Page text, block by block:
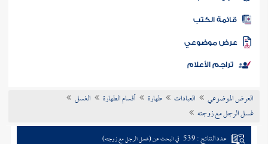
المكتبة
الكتب
موضوعي
تراجم الأعلام
العرض الموضوعي العبادات طهارة أقسام الطهارة
الغسل
غسل الرجل مع زوجته
عدد النتائج : 539 في البحث عن (غسل الرجل مع زوجته)